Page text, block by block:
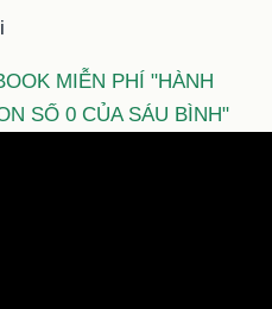
MIỄN PHÍ "HÀNH
SỐ 0 CỦA SÁU BÌNH"